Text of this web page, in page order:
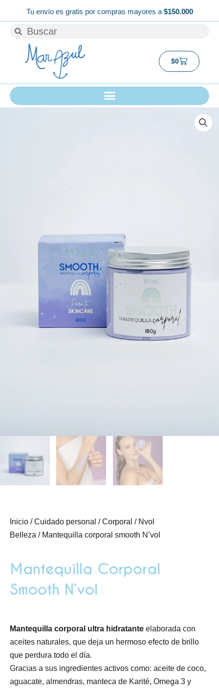
contenido
Tu envío es gratis por compras mayores a $150.000
BuscarBuscar
$0Carrito
Inicio /Cuidado personal /Corporal / Nvol
Belleza / Mantequilla corporal smooth N’vol
Mantequilla Corporal
Smooth N’vol
Mantequilla corporal ultra hidratante elaborada con
aceites naturales, que deja un hermoso efecto de brillo
que perdura todo el día.
Gracias a sus ingredientes activos como: aceite de coco,
aguacate, almendras, manteca de Karité, Omega 3 y